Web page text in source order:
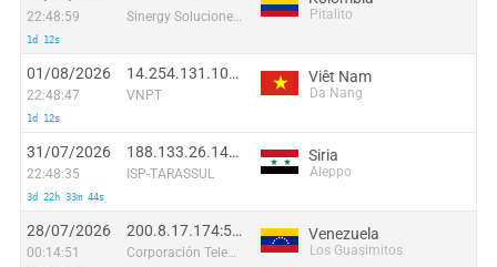
22:48:59
1d 12s
Sinergy Soluciones Integrales Pitalito
01/08/2026
22:48:47
1d 12s
14.254.131.102:51395
VNPT
Viêt Nam
Da Nang
31/07/2026
22:48:35
3d 22h 33m 44s
188.133.26.149:53222
ISP-TARASSUL
Siria
Aleppo
28/07/2026
00:14:51
200.8.17.174:59556
Corporación Telemic C.A.
Venezuela
Los Guasimitos